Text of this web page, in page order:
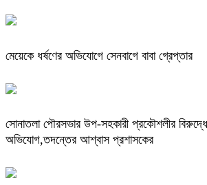
মেয়েকে ধর্ষণের অভিযোগে সেনবাগে বাবা গ্রেপ্তার
সোনাতলা পৌরসভার উপ-সহকারী প্রকৌশলীর বিরুদ্ধে
অভিযোগ,তদন্তের আশ্বাস প্রশাসকের